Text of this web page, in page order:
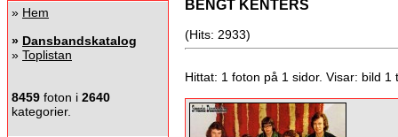
» Hem
» Dansbandskatalog
» Toplistan
8459 foton i 2640
kategorier.
BENGT KENTERS
(Hits: 2933)
Hittat: 1 foton på 1 sidor. Visar: bild 1